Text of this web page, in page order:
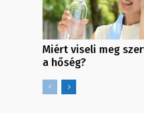
Miért viseli meg
a hőség?